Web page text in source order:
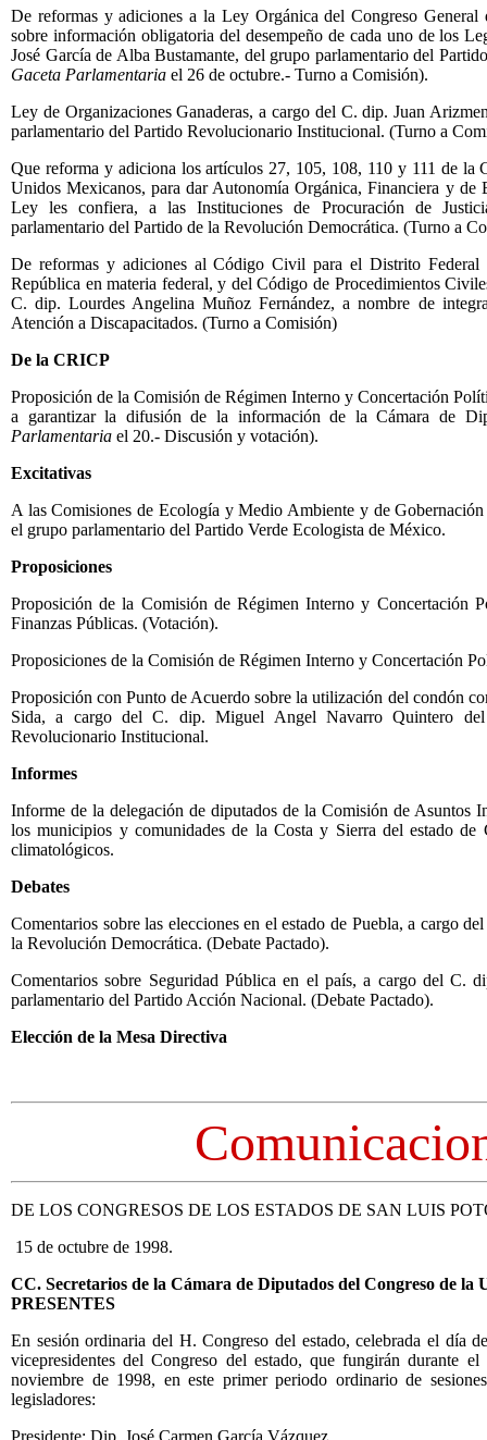
De reformas y adiciones a la Ley Orgánica del Congreso General
sobre información obligatoria del desempeño de cada uno de los
José García de Alba Bustamante, del grupo parlamentario del
Gaceta Parlamentaria el 26 de octubre.- Turno a Comisión).
Ley de Organizaciones Ganaderas, a cargo del C. dip. Juan
parlamentario del Partido Revolucionario Institucional. (Turno a
Que reforma y adiciona los artículos 27, 105, 108, 110 y 111 de la
Unidos Mexicanos, para dar Autonomía Orgánica, Financiera y de
Ley les confiera, a las Instituciones de Procuración de
parlamentario del Partido de la Revolución Democrática. (Turno a
De reformas y adiciones al Código Civil para el Distrito
República en materia federal, y del Código de Procedimientos
C. dip. Lourdes Angelina Muñoz Fernández, a nombre de
Atención a Discapacitados. (Turno a Comisión)
De la CRICP
Proposición de la Comisión de Régimen Interno y Concertación
a garantizar la difusión de la información de la Cámara de
Parlamentaria el 20.- Discusión y votación).
Excitativas
A las Comisiones de Ecología y Medio Ambiente y de
el grupo parlamentario del Partido Verde Ecologista de México.
Proposiciones
Proposición de la Comisión de Régimen Interno y Concertación
Finanzas Públicas. (Votación).
Proposiciones de la Comisión de Régimen Interno y Concertación
Proposición con Punto de Acuerdo sobre la utilización del condón
Sida, a cargo del C. dip. Miguel Angel Navarro Quintero del
Revolucionario Institucional.
Informes
Informe de la delegación de diputados de la Comisión de Asuntos
los municipios y comunidades de la Costa y Sierra del estado de
climatológicos.
Debates
Comentarios sobre las elecciones en el estado de Puebla, a cargo
la Revolución Democrática. (Debate Pactado).
Comentarios sobre Seguridad Pública en el país, a cargo del C.
parlamentario del Partido Acción Nacional. (Debate Pactado).
Elección de la Mesa Directiva
DE LOS CONGRESOS DE LOS ESTADOS DE SAN LUIS
15 de octubre de 1998.
CC. Secretarios de la Cámara de Diputados del Congreso de la
PRESENTES
En sesión ordinaria del H. Congreso del estado, celebrada el día
vicepresidentes del Congreso del estado, que fungirán durante
noviembre de 1998, en este primer periodo ordinario de
legisladores:
Presidente: Dip. José Carmen García Vázquez